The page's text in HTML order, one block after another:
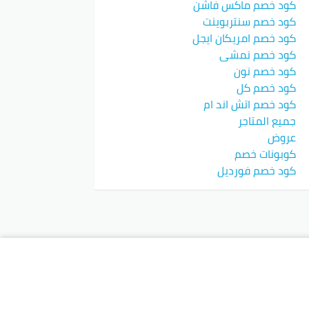
كود خصم ماكس فاشن
كود خصم سنتربوينت
كود خصم امريكان ايجل
كود خصم نمشي
كود خصم نون
كود خصم كل
كود خصم اتش اند ام
جميع المتاجر
عروض
كوبونات خصم
كود خصم فورديل